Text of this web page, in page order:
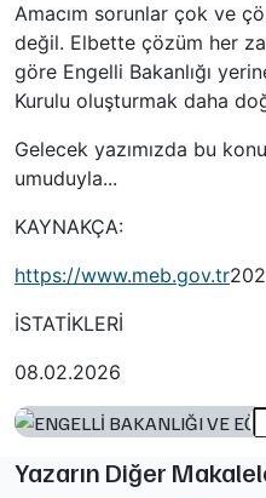
Amacım sorunlar çok ve
değil. Elbette çözüm her
göre Engelli Bakanlığı
Kurulu oluşturmak daha
Gelecek yazımızda bu
umuduyla...
KAYNAKÇA:
https://www.meb.gov.tr
İSTATİKLERİ
08.02.2026
Yazarın Diğer